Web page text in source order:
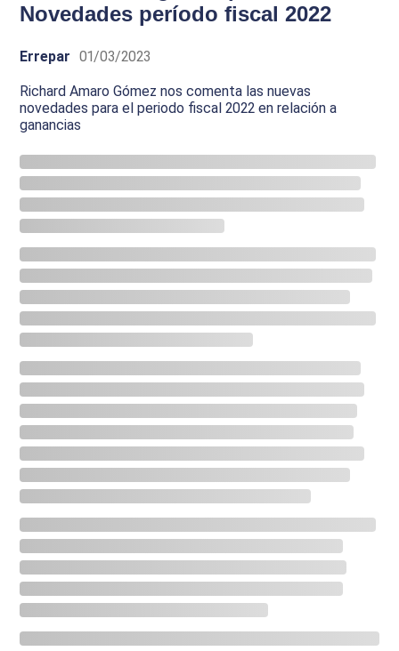
Novedades período fiscal 2022
Errepar 01/03/2023
Richard Amaro Gómez nos comenta las nuevas
novedades para el periodo fiscal 2022 en relación a
ganancias